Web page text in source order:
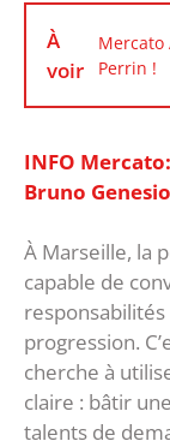
À
voir
Mercato
Perrin !
INFO
Bruno Genesio
À Marseille, la
capable de
progression.
cherche à
claire : bâtir
talents de